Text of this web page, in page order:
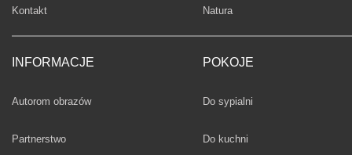
Kontakt
INFORMACJE
Autorom obrazów
Partnerstwo
Fototapety
Natura
POKOJE
Fototapety
Do sypialni
Fototapety
Do kuchni